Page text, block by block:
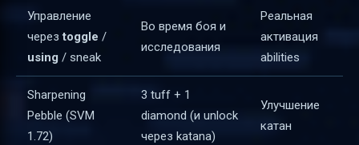
Управление
черезtoggle /
using / sneak
Во время боя и
исследования
Реальная
активация
abilities
Sharpening
Pebble (SVM
1.72)
3 tuff + 1
diamond (и unlock
через katana)
Улучшение
катан